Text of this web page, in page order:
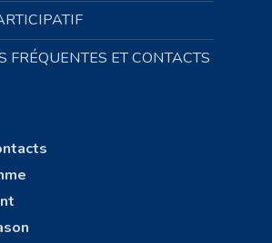
FRÉQUENTES ET CONTACTS